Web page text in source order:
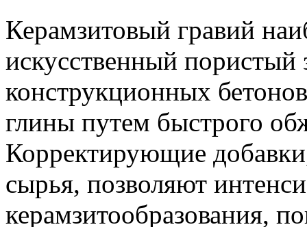
Керамзитовый гравий
искусственный пористый
конструкционных
глины путем быстрого
Корректирующие
сырья, позволяют
керамзитообразования,